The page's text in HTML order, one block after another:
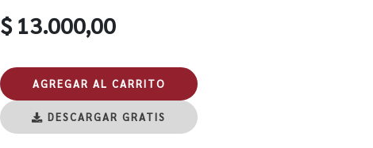
$ 13.000,00
AGREGAR AL CARRITO
DESCARGAR GRATIS